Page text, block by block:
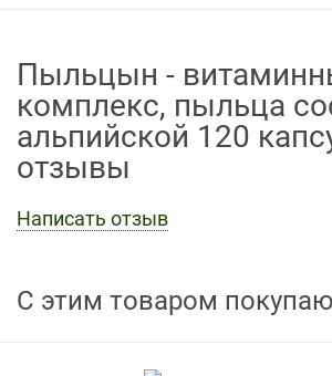
Пыльцын -
комплекс, пыльца
альпийской 120
отзывы
Написать отзыв
С этим товаром